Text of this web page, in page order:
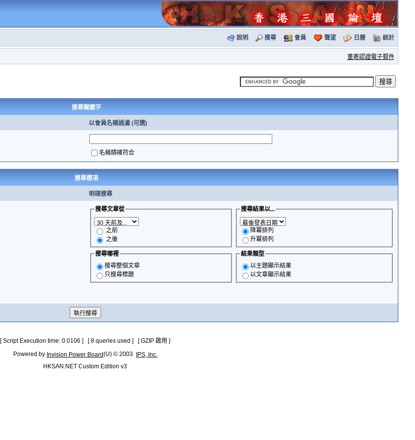
說明 搜尋 會員 聲望 日曆 統計
重寄認證電子郵件
搜尋關鍵字
以會員名稱過濾 (可選)
名稱精確符合
搜尋選項
明確搜尋
搜尋文章從
之前
之後
搜尋結果以...
降冪排列
升冪排列
搜尋哪裡
搜尋整個文章
只搜尋標題
結果類型
以主題顯示結果
以文章顯示結果
[ Script Execution time: 0.0106 ] [ 8 queries used ] [ GZIP 啟用 ]
Powered by Invision Power Board(U) © 2003
IPS, Inc.
HKSAN.NET Custom Edition v3